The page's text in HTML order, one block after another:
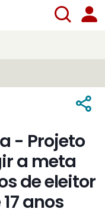
- Projeto
a meta
de eleitor
anos